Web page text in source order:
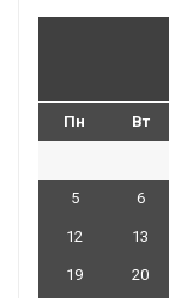
Пн Вт
5 6
12 13
19 20